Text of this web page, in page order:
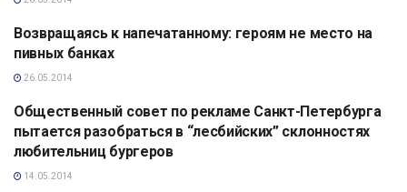
АНАЛИТИКА
Возвращаясь к напечатанному: героям не место на
пивных банках
26.05.2014
АНАЛИТИКА
Общественный совет по рекламе Санкт-Петербурга
пытается разобраться в “лесбийских” склонностях
любительниц бургеров
14.05.2014